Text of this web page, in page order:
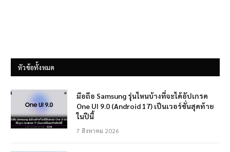
หัวข้อทั้งหมด
มือถือ Samsung รุ่นไหนบ้างที่จะได้อัปเกรด
One UI 9.0 (Android 17) เป็นเวอร์ชั่นสุดท้าย
ในปีนี้
7 สิงหาคม 2026